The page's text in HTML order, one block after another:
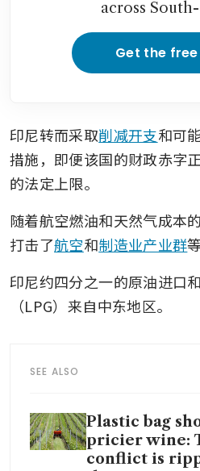
across
Get the
印尼转而采取削减开支和可
措施，即便该国的财政赤字
的法定上限。
随着航空燃油和天然气成本
打击了航空和制造业产业群
印尼约四分之一的原油进口
（LPG）来自中东地区。
SEE ALSO
Plastic bag
pricier wine:
conflict is